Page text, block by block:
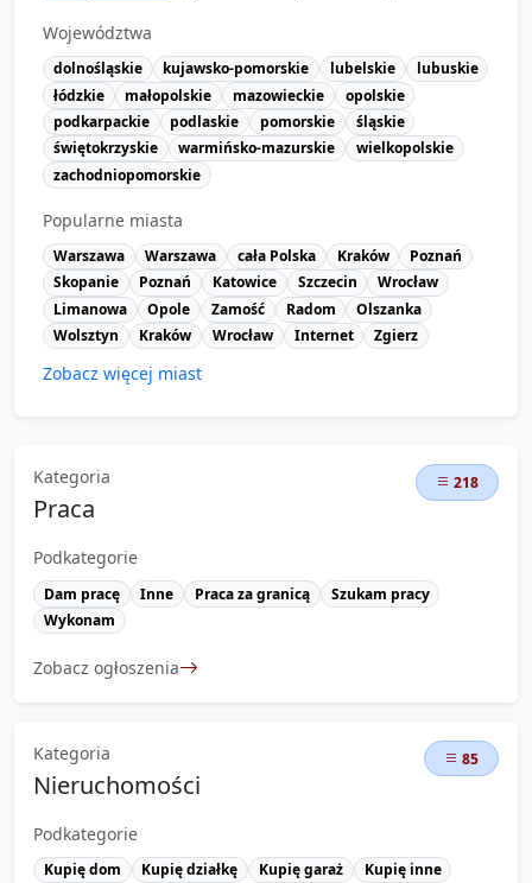
Województwa
dolnośląskie kujawsko-pomorskie lubelskie
lubuskie
łódzkie
małopolskie mazowieckie
opolskie
podkarpackie
podlaskie pomorskie
śląskie
świętokrzyskie
warmińsko-mazurskie
wielkopolskie
zachodniopomorskie
Popularne miasta
Warszawa Warszawa cała Polska Kraków
Poznań
Skopanie
Poznań Katowice Szczecin
Wrocław
Limanowa
Opole Zamość Radom
Olszanka
Wolsztyn
Kraków Wrocław Internet Zgierz
Zobacz więcej miast
Kategoria
Praca
218
Podkategorie
Dam pracę Inne Praca za granicą
Szukam pracy
Wykonam
Zobacz ogłoszenia
Kategoria
Nieruchomości
85
Podkategorie
Kupię dom Kupię działkę Kupię garaż
Kupię inne